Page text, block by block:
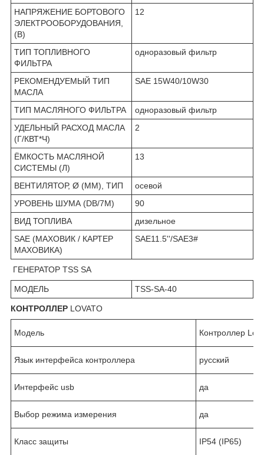
НАПРЯЖЕНИЕ БОРТОВОГО
ЭЛЕКТРООБОРУДОВАНИЯ,
(В)
12
ТИП ТОПЛИВНОГО
ФИЛЬТРА
одноразовый фильтр
РЕКОМЕНДУЕМЫЙ ТИП
МАСЛА
SAE 15W40/10W30
ТИП МАСЛЯНОГО ФИЛЬТРА
одноразовый фильтр
УДЕЛЬНЫЙ РАСХОД МАСЛА
(Г/КВТ*Ч)
2
ЁМКОСТЬ МАСЛЯНОЙ
СИСТЕМЫ (Л)
13
ВЕНТИЛЯТОР, Ø (ММ), ТИП
осевой
УРОВЕНЬ ШУМА (DB/7М)
90
ВИД ТОПЛИВА
дизельное
SAE (МАХОВИК / КАРТЕР
МАХОВИКА)
SAE11.5''/SAE3#
ГЕНЕРАТОР TSS SA
МОДЕЛЬ TSS-SA-40
КОНТРОЛЛЕР LOVATO
Модель Контроллер
Язык интерфейса контроллера русский
Интерфейс usb да
Выбор режима измерения да
Класс защиты IP54 (IP65)